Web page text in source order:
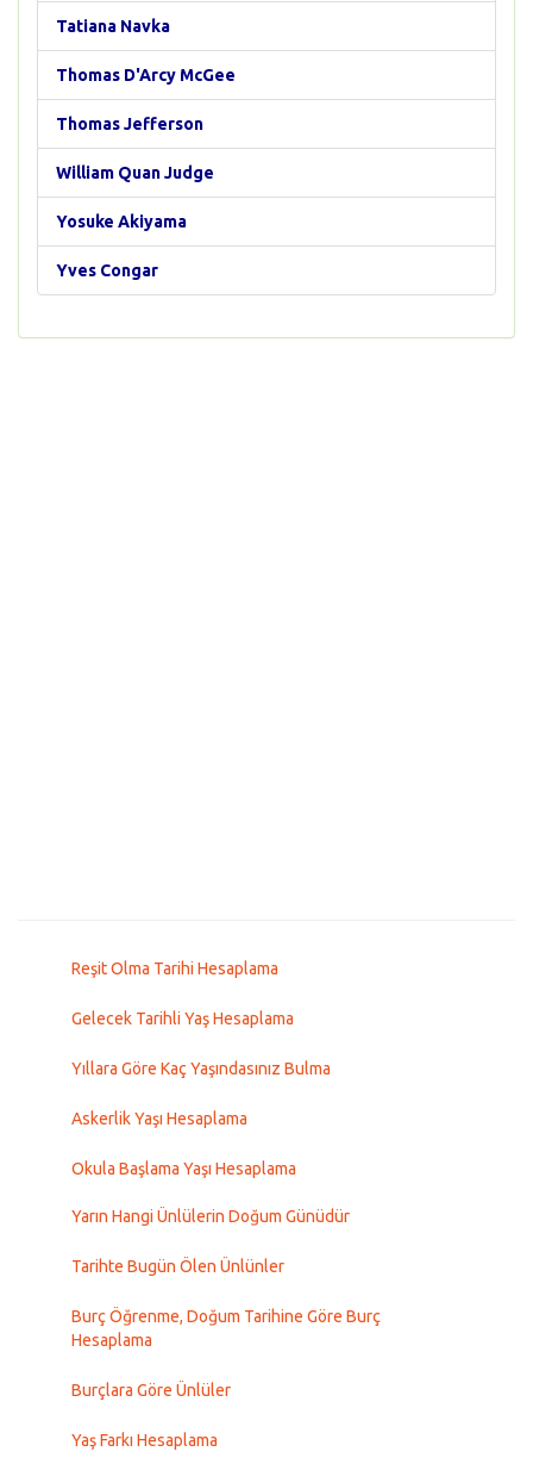
Tatiana Navka
Thomas D'Arcy McGee
Thomas Jefferson
William Quan Judge
Yosuke Akiyama
Yves Congar
Reşit Olma Tarihi Hesaplama
Gelecek Tarihli Yaş Hesaplama
Yıllara Göre Kaç Yaşındasınız Bulma
Askerlik Yaşı Hesaplama
Okula Başlama Yaşı Hesaplama
Yarın Hangi Ünlülerin Doğum Günüdür
Tarihte Bugün Ölen Ünlünler
Burç Öğrenme, Doğum Tarihine Göre Burç
Hesaplama
Burçlara Göre Ünlüler
Yaş Farkı Hesaplama